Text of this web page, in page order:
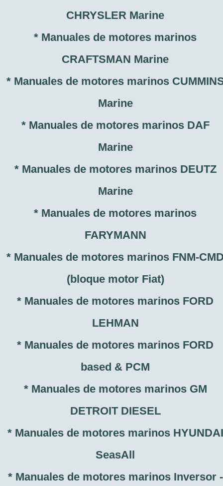
CHRYSLER Marine
* Manuales de motores marinos
CRAFTSMAN Marine
* Manuales de motores marinos
Marine
* Manuales de motores marinos DAF
Marine
* Manuales de motores marinos DEUTZ
Marine
* Manuales de motores marinos
FARYMANN
* Manuales de motores marinos FNM-
(bloque motor Fiat)
* Manuales de motores marinos FORD
LEHMAN
* Manuales de motores marinos FORD
based & PCM
* Manuales de motores marinos GM
DETROIT DIESEL
* Manuales de motores marinos HYUNDAI
SeasAll
* Manuales de motores marinos Inversor -